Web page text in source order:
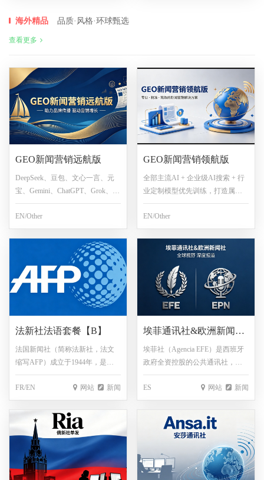
海外精品 品质·风格·环球甄选
查看更多
GEO新闻营销远航版
DeepSeek、豆包、文心一言、元
宝、Gemini、ChatGPT、Grok、
Claude + 垂类AI，解锁行业顶级
AI增长系统！覆盖从内容创作到
流量变现全流程，支持多品牌、
多市场并行运营，让您的企业成
为全球市场的“AI领航者”
EN/Other‌
GEO新闻营销领航版
全部主流AI + 企业级AI搜索 + 行
业定制模型优先训练，打造属于
您的全球AI数字资产操作系统！
支持多语言、多时区、多法规适
配，满足跨国企业复杂需求，真
正实现“全球一盘棋”
EN/Other‌
法新社法语套餐【B】
法国新闻社（简称法新社，法文
缩写AFP）成立于1944年，是西
方四大世界性通讯社之一，前身
为1835年由夏尔·哈瓦斯创立的哈
瓦斯通讯社，现为法国官方通讯
社。该社根据1957年法国政府法
令确立独立地位，使用法、英、
西、德、阿、葡等语言提供全球
新闻服务，技术设施包括多台计
算机、无线电发射台及5颗人造卫
FR/EN 网站 新闻
埃菲通讯社&欧洲新闻社
【H】
埃菲社（Agencia EFE）是西班牙
政府全资控股的公共通讯社，成
立于1939年1月，以西班牙语发稿
量居全球首位而著称。作为国际
性通讯社，其在全球120多个国家
和地区设有180余个分支机构，覆
盖拉美、中东、亚洲等重要区
域，截至2022年已成为全球十大
通讯社之一 。欧洲新闻社
（Europa Press）成立于1966年，
ES 网站 新闻